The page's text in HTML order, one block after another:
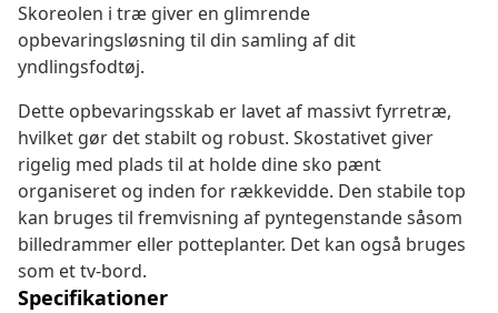
Skoreolen i træ giver en glimrende
opbevaringsløsning til din samling af dit
yndlingsfodtøj.
Dette opbevaringsskab er lavet af massivt fyrretræ,
hvilket gør det stabilt og robust. Skostativet giver
rigelig med plads til at holde dine sko pænt
organiseret og inden for rækkevidde. Den stabile top
kan bruges til fremvisning af pyntegenstande såsom
billedrammer eller potteplanter. Det kan også bruges
som et tv-bord.
Specifikationer